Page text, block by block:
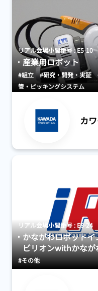
リアル会場小間番号 : E5-10
産業用ロボット
#組立 #研究・開発・実証
管・ピッキングシステム
カ
リアル会場小間番号 : E8-24
かながわロボット
ビリオンwithかなが
#その他